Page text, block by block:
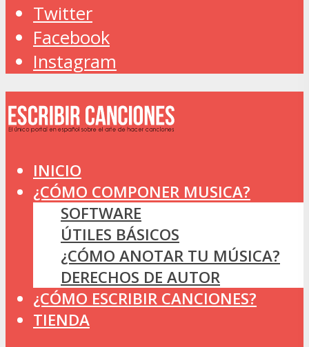
Twitter
Facebook
Instagram
INICIO
¿CÓMO COMPONER MUSICA?
SOFTWARE
ÚTILES BÁSICOS
¿CÓMO ANOTAR TU MÚSICA?
DERECHOS DE AUTOR
¿CÓMO ESCRIBIR CANCIONES?
TIENDA